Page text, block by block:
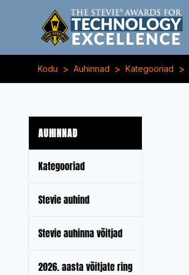
Kodu > Auhinnad > Kategooriad >
AUHINNAD
Kategooriad
Stevie auhind
Stevie auhinna võitjad
2026. aasta võitjate ring